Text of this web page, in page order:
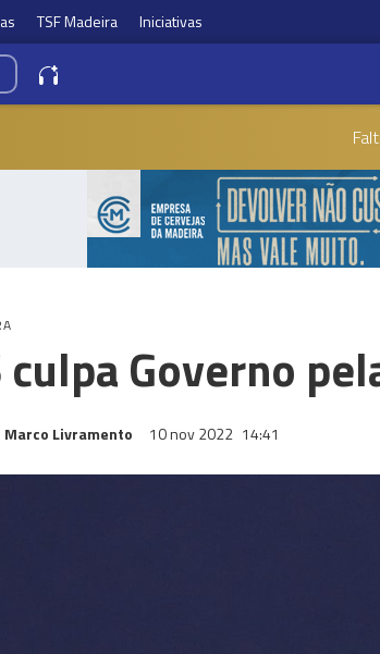
TSF Madeira Iniciativas
culpa Governo
Marco Livramento 10 nov 2022 14:41